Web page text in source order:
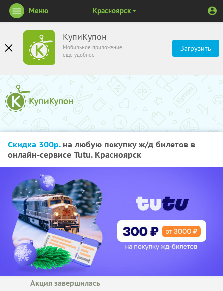
КупиКупон
Мобильное приложение
ещё удобнее
Загрузить
Меню Красноярск
Скидка 300р.на любую покупку ж/д билетов в
онлайн-сервисе Tutu. Красноярск
Акция завершилась